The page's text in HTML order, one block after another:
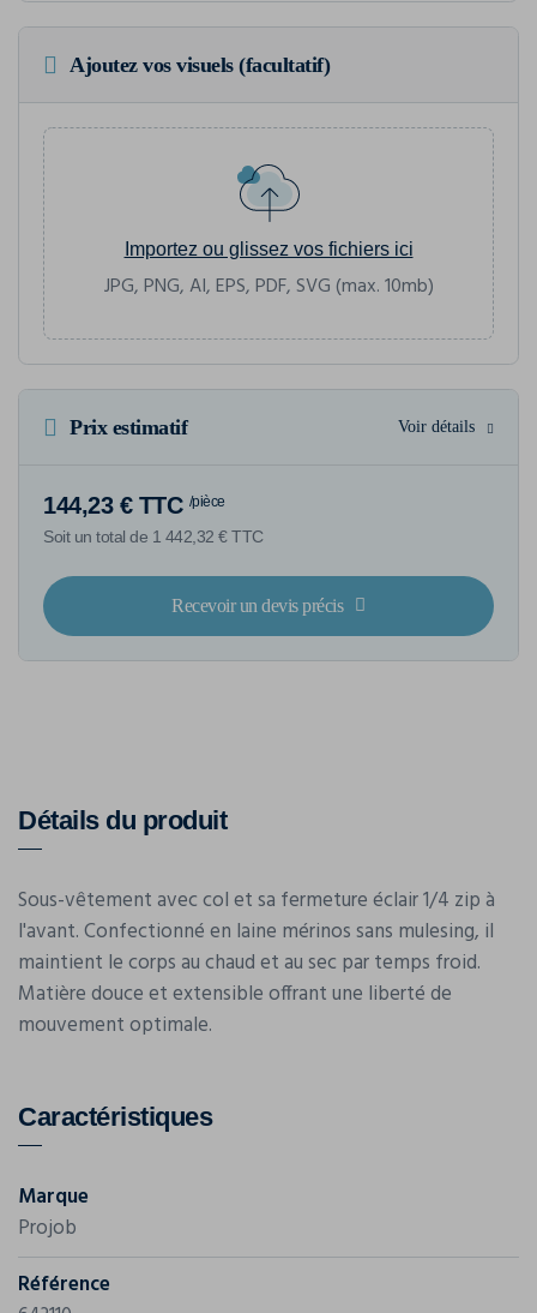
Ajoutez vos visuels (facultatif)
Importez ou glissez vos fichiers ici
JPG, PNG, AI, EPS, PDF, SVG (max. 10mb)
Prix estimatif Voir détails
144,23 € TTC /pièce
Soit un total de 1 442,32 € TTC
Recevoir un devis précis
Détails du produit
Sous-vêtement avec col et sa fermeture éclair 1/4 zip à
l'avant. Confectionné en laine mérinos sans mulesing, il
maintient le corps au chaud et au sec par temps froid.
Matière douce et extensible offrant une liberté de
mouvement optimale.
Caractéristiques
Marque
Projob
Référence